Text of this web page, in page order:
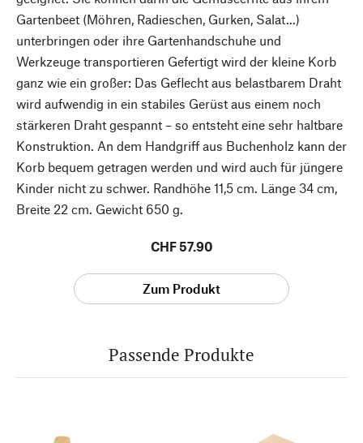
Gartenbeet (Möhren, Radieschen, Gurken, Salat...)
unterbringen oder ihre Gartenhandschuhe und
Werkzeuge transportieren Gefertigt wird der kleine Korb
ganz wie ein großer: Das Geflecht aus belastbarem Draht
wird aufwendig in ein stabiles Gerüst aus einem noch
stärkeren Draht gespannt – so entsteht eine sehr haltbare
Konstruktion. An dem Handgriff aus Buchenholz kann der
Korb bequem getragen werden und wird auch für jüngere
Kinder nicht zu schwer. Randhöhe 11,5 cm. Länge 34 cm,
Breite 22 cm. Gewicht 650 g.
CHF 57.90
Zum Produkt
Passende Produkte